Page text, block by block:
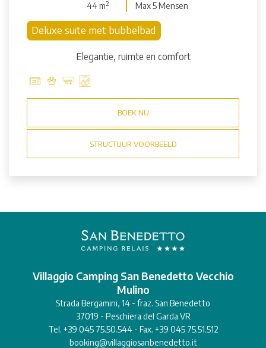
44 m2 Max 5 Mensen
Deluxe suite met bubbelbad
Elegantie, ruimte en comfort
BOEK NU
STRUCTUUR VOORBEELD
Villaggio Camping San Benedetto Vecchio
Mulino
Strada Bergamini, 14 - fraz. San Benedetto
37019 - Peschiera del Garda VR
Tel. +39 045 75.50.544 - Fax. +39 045 75.51.512
booking@villaggiosanbenedetto.it